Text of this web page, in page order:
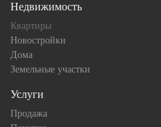
Недвижимость
Квартиры
Новостройки
Дома
Земельные участки
Услуги
Продажа